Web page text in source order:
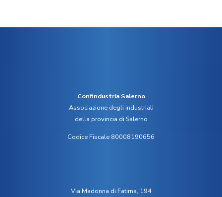
Confindustria Salerno
Associazione degli industriali
della provincia di Salerno
Codice Fiscale 80008190656
Via Madonna di Fatima, 194